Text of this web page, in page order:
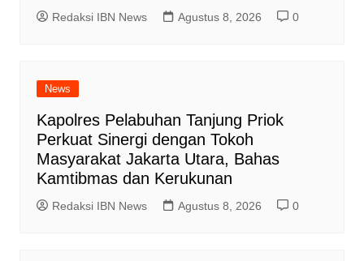
Redaksi IBN News Agustus 8, 2026 0
News
Kapolres Pelabuhan Tanjung Priok
Perkuat Sinergi dengan Tokoh
Masyarakat Jakarta Utara, Bahas
Kamtibmas dan Kerukunan
Redaksi IBN News Agustus 8, 2026 0